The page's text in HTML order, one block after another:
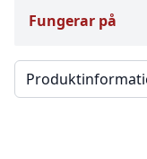
Fungerar på
Välj en flik